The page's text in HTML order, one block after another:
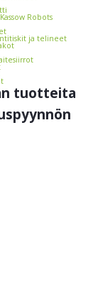
Robots
ja telineet
tuotteita